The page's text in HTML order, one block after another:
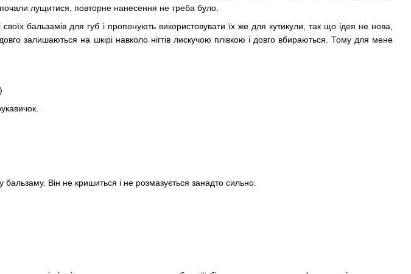
почали лущитися, повторне нанесення не треба було.
бальзамів для губ і пропонують використовувати їх же для кутикули, так що ідея не нова,
залишаються на шкірі навколо нігтів лискучою плівкою і довго вбираються. Тому для мене
бальзаму. Він не кришиться і не розмазується занадто сильно.